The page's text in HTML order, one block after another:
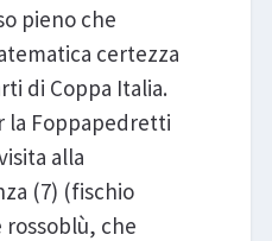
pieno che
certezza
di Coppa Italia.
la Foppapedretti
alla
(7) (fischio
rossoblù, che